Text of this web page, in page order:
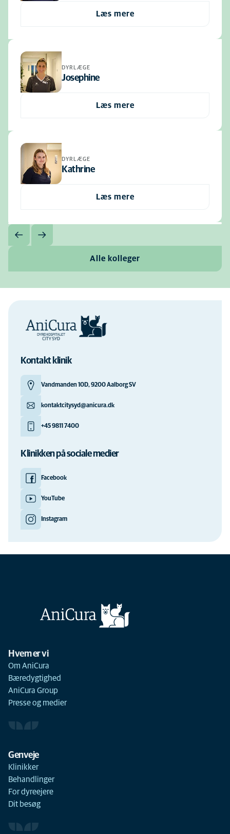
Læs mere
DYRLÆGE
Josephine
Læs mere
DYRLÆGE
Kathrine
Læs mere
Alle kolleger
Kontakt klinik
Vandmanden 10D, 9200 Aalborg SV
kontaktcitysyd@anicura.dk
+45 9811 7400
Klinikken på sociale medier
Facebook
YouTube
Instagram
Hvem er vi
Om AniCura
Bæredygtighed
AniCura Group
Presse og medier
Genveje
Klinikker
Behandlinger
For dyreejere
Dit besøg